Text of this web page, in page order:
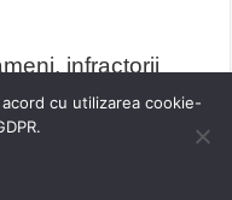
infractorii
fie de poliția care
care se
umană, cât și
cu utilizarea cookie-